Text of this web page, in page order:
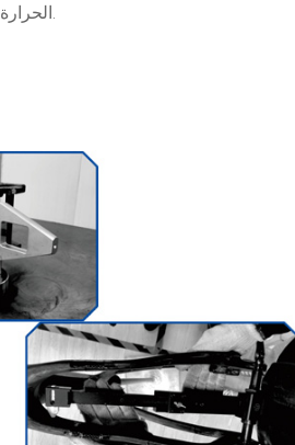
الحرارة الدقيقة أمر بالغ الأهمية.